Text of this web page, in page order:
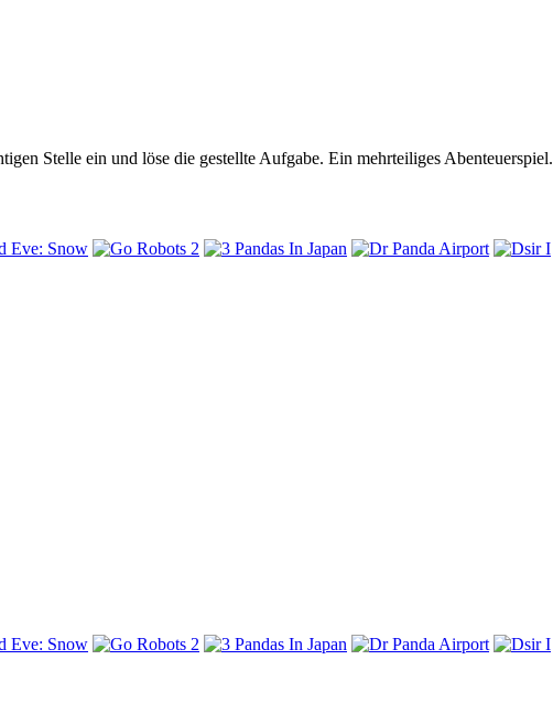
Stelle ein und löse die gestellte Aufgabe. Ein mehrteiliges Abenteuerspiel.